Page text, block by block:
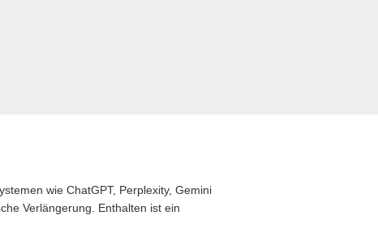
wie ChatGPT, Perplexity, Gemini
Verlängerung. Enthalten ist ein